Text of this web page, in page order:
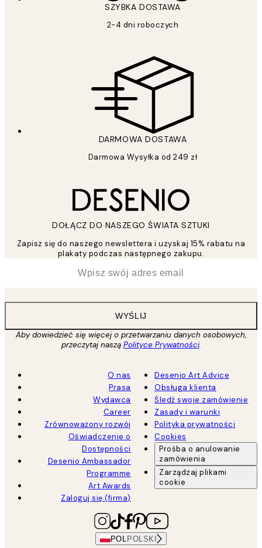
SZYBKA DOSTAWA
2-4 dni roboczych
DARMOWA DOSTAWA
Darmowa Wysyłka od 249 zł
DOŁĄCZ DO NASZEGO ŚWIATA SZTUKI
Zapisz się do naszego newslettera i uzyskaj 15% rabatu na
plakaty podczas następnego zakupu.
WYŚLIJ
Aby dowiedzieć się więcej o przetwarzaniu danych osobowych,
przeczytaj naszą Polityce Prywatności.
O nas
Prasa
Wydawca
Career
Zrównoważony rozwój
Oświadczenie o
Dostępności
Desenio Ambassador
Programme
Art Awards
Zaloguj się (firma)
Desenio Art Advice
Obsługa klienta
Śledź swoje zamówienie
Zasady i warunki
Polityka prywatności
Cookies
Prośba o anulowanie
zamówienia
Zarządzaj plikami
cookie
POL POLSKI